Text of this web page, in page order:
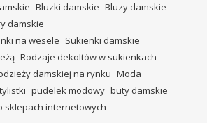
Bluzki damskie Bluzy damskie
damskie
na wesele Sukienki damskie
Rodzaje dekoltów w sukienkach
damskiej na rynku Moda
pudelek modowy buty damskie
sklepach internetowych